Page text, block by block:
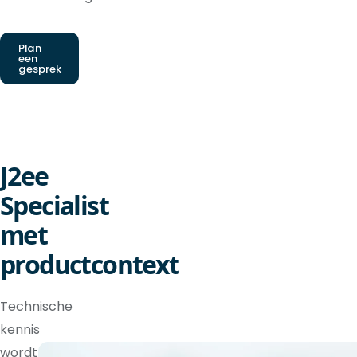
Plan
een
gesprek
J2ee
Specialist
met
productcontext
Technische
kennis
wordt